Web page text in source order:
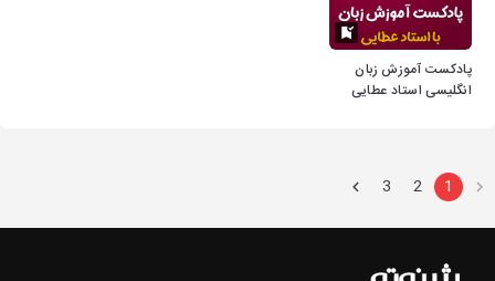
پادکست آموزش زبان
انگلیسی استاد عطایی
1
2
3